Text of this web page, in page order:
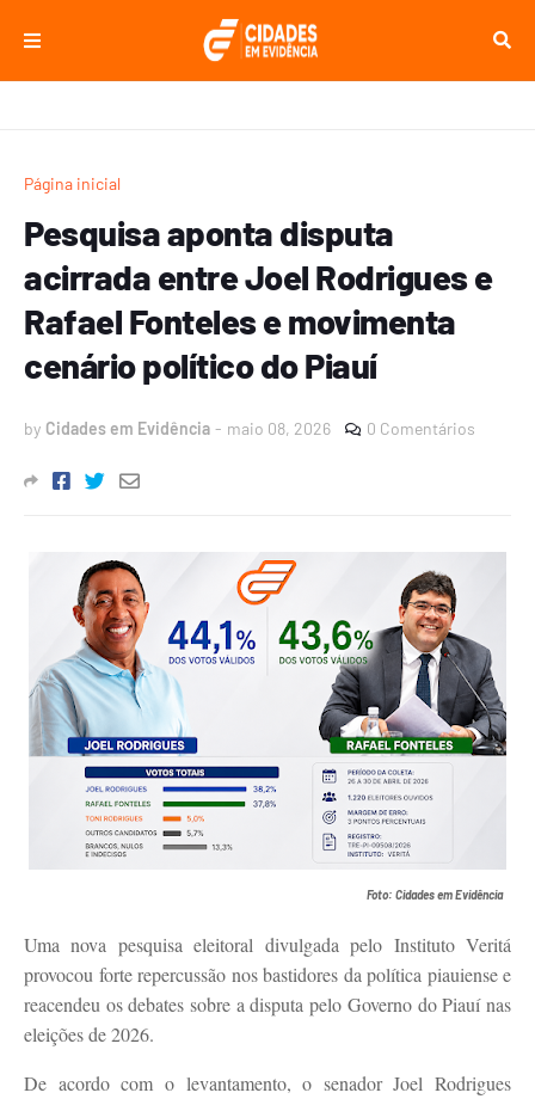
Página inicial
Pesquisa aponta disputa
acirrada entre Joel Rodrigues e
Rafael Fonteles e movimenta
cenário político do Piauí
by Cidades em Evidência - maio 08, 2026 0 Comentários
Foto: Cidades em Evidência
Uma nova pesquisa eleitoral divulgada pelo Instituto Veritá
provocou forte repercussão nos bastidores da política piauiense e
reacendeu os debates sobre a disputa pelo Governo do Piauí nas
eleições de 2026.
De acordo com o levantamento, o senador Joel Rodrigues